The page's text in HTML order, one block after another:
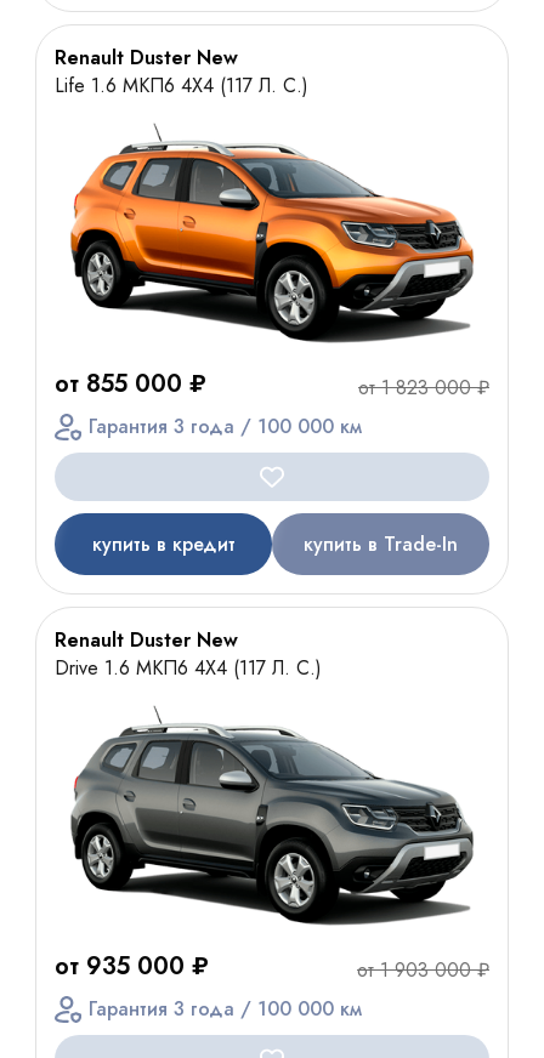
Renault Duster New
Life 1.6 МКП6 4Х4 (117 Л. С.)
от 855 000 ₽
от 1 823 000 ₽
Гарантия 3 года / 100 000 км
купить в кредит купить в Trade-In
Renault Duster New
Drive 1.6 МКП6 4Х4 (117 Л. С.)
от 935 000 ₽
от 1 903 000 ₽
Гарантия 3 года / 100 000 км